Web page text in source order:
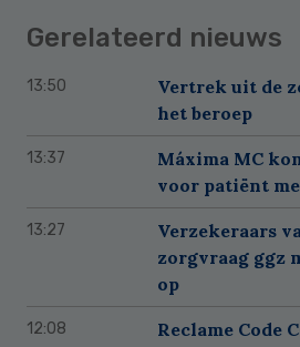
Gerelateerd nieuws
13:50
Vertrek uit de
het beroep
13:37
Máxima MC
voor patiënt
13:27
Verzekeraars
zorgvraag ggz
op
12:08
Reclame Code